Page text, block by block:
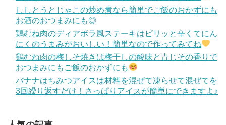
ししとうとじゃこの炒め煮なら簡単でご飯のおかずにも
お酒のおつまみにも◎
鶏むね肉のディアボラ風ステーキはピリッと辛くてにん
にくのうまみがおいしい！簡単なので作ってみてね
鶏むね肉の梅しそ焼きは梅干しの酸味と青じその香りで
おつまみにもご飯のおかずにも
バナナはちみつアイスは材料を混ぜて凍らせて混ぜてを
3回繰り返すだけ！さっぱりアイスが簡単にできますよ♪